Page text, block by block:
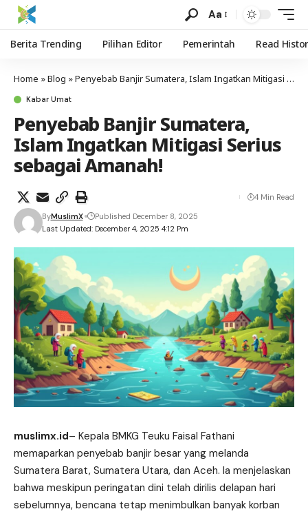
Aa
Berita Trending Pilihan Editor Pemerintah Read
Home »Blog »Penyebab Banjir Sumatera, Islam Ingatkan Mitigasi Serius sebagai Amanah!
Kabar Umat
Penyebab Banjir Sumatera,
Islam Ingatkan Mitigasi Serius
sebagai Amanah!
Last Updated: December 4, 2025 4:12 Pm
ByMuslimX Published December 8, 2025
4 Min Read
muslimx.id– Kepala BMKG Teuku Faisal Fathani
memaparkan penyebab banjir besar yang melanda
Sumatera Barat, Sumatera Utara, dan Aceh. Ia menjelaskan
bahwa meskipun peringatan dini telah dirilis delapan hari
sebelumnya, bencana tetap menimbulkan banyak korban